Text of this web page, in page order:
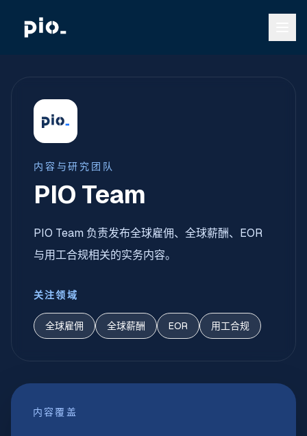
内容与研究团队
PIO Team
PIO Team 负责发布全球雇佣、全球薪酬、EOR
与用工合规相关的实务内容。
关注领域
全球雇佣 全球薪酬 EOR 用工合规
内容覆盖